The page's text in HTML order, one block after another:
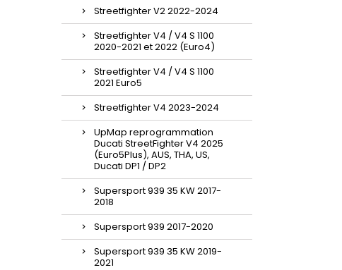
Streetfighter V2 2022-2024
Streetfighter V4 / V4 S 1100
2020-2021 et 2022 (Euro4)
Streetfighter V4 / V4 S 1100
2021 Euro5
Streetfighter V4 2023-2024
UpMap reprogrammation
Ducati StreetFighter V4 2025
(Euro5Plus), AUS, THA, US,
Ducati DP1 / DP2
Supersport 939 35 KW 2017-
2018
Supersport 939 2017-2020
Supersport 939 35 KW 2019-
2021